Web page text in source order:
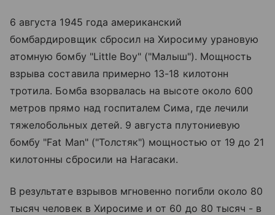
6 августа 1945 года американский
бомбардировщик сбросил на Хиросиму урановую
атомную бомбу "Little Boy" ("Малыш"). Мощность
взрыва составила примерно 13-18 килотонн
тротила. Бомба взорвалась на высоте около 600
метров прямо над госпиталем Сима, где лечили
тяжелобольных детей. 9 августа плутониевую
бомбу "Fat Man" ("Толстяк") мощностью от 19 до 21
килотонны сбросили на Нагасаки.
В результате взрывов мгновенно погибли около 80
тысяч человек в Хиросиме и от 60 до 80 тысяч - в